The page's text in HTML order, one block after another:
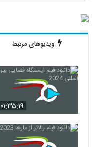
ویدیوهای مرتبط
۰۱:۳۵:۱۹